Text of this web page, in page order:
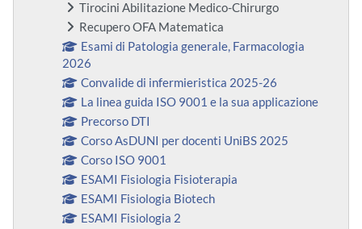
Tirocini Abilitazione Medico-Chirurgo
Recupero OFA Matematica
Esami di Patologia generale, Farmacologia
2026
Convalide di infermieristica 2025-26
La linea guida ISO 9001 e la sua applicazione
Precorso DTI
Corso AsDUNI per docenti UniBS 2025
Corso ISO 9001
ESAMI Fisiologia Fisioterapia
ESAMI Fisiologia Biotech
ESAMI Fisiologia 2